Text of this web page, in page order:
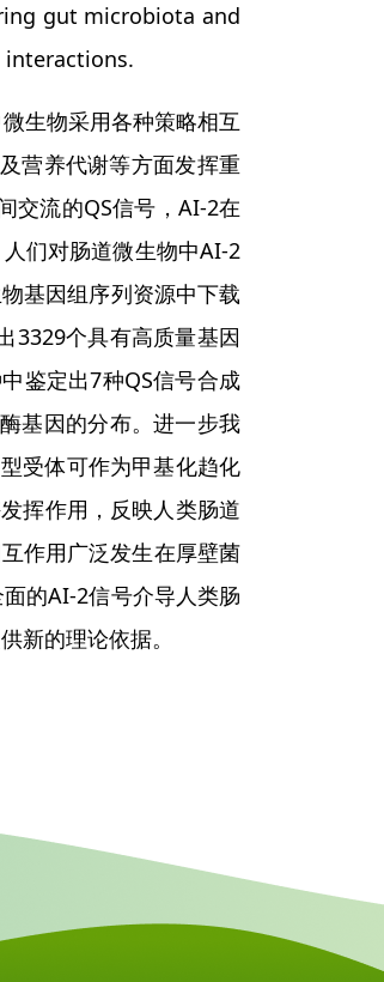
gut microbiota and
生物采用各种策略相互
营养代谢等方面发挥重
交流的QS信号，AI-2在
们对肠道微生物中AI-2
基因组序列资源中下载
3329个具有高质量基因
鉴定出7种QS信号合成
基因的分布。进一步我
受体可作为甲基化趋化
挥作用，反映人类肠道
作用广泛发生在厚壁菌
的AI-2信号介导人类肠
新的理论依据。